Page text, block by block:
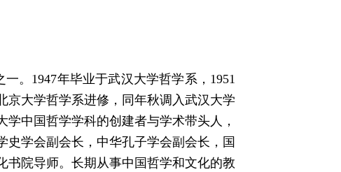
。1947年毕业于武汉大学哲学系，1951
京大学哲学系进修，同年秋调入武汉大学
中国哲学学科的创建者与学术带头人，
学会副会长，中华孔子学会副会长，国
书院导师。长期从事中国哲学和文化的教